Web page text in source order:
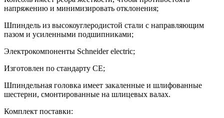
напряжению и минимизировать отклонения;
Шпиндель из высокоуглеродистой стали с направляющим
пазом и усиленными подшипниками;
Электрокомпоненты Schneider electric;
Изготовлен по стандарту СЕ;
Шпиндельная головка имеет закаленные и шлифованные
шестерни, смонтированные на шлицевых валах.
Комплект поставки: